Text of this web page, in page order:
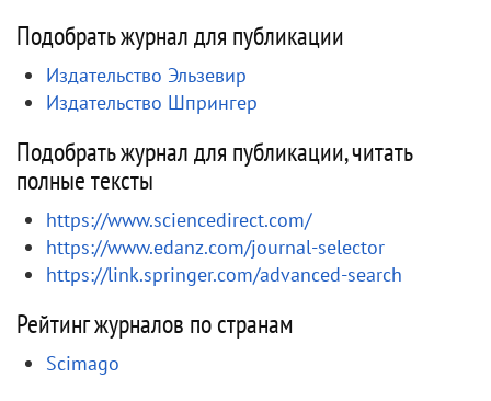
Подобрать журнал для публикации
Издательство Эльзевир
Издательство Шпрингер
Подобрать журнал для публикации, читать
полные тексты
https://www.sciencedirect.com/
https://www.edanz.com/journal-selector
https://link.springer.com/advanced-search
Рейтинг журналов по странам
Scimago